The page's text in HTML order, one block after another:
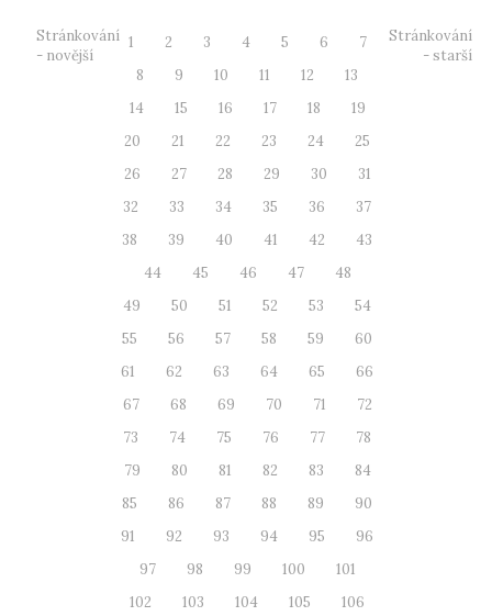
Stránkování
- novější
1 2 3 4 5 6
7
8
9 10 11 12
13
14
15 16 17 18
19
20
21 22 23 24
25
26
27 28 29 30
31
32
33 34 35 36
37
38
39 40 41 42
43
44
45 46 47
48
49
50 51 52 53
54
55
56 57 58 59
60
61
62 63 64 65
66
67
68 69 70 71
72
73
74 75 76 77
78
79
80 81 82 83
84
85
86 87 88 89
90
91
92 93 94 95
96
97
98 99 100
101
102
103 104 105
106
Stránkování
- starší